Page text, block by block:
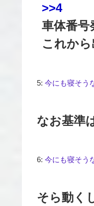
>>4
車体番号
これか
5: 今にも寝そう
なお基準
6: 今にも寝そう
そら動く